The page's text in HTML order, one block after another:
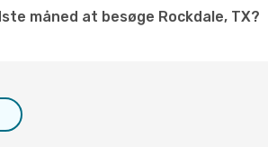
måned at besøge Rockdale, TX?